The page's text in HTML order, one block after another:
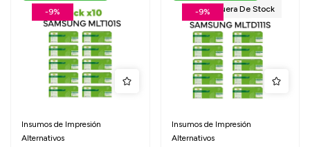
-9%
Insumos de Impresión
Alternativos
-9% Fuera De Stock
Insumos de Impresión
Alternativos